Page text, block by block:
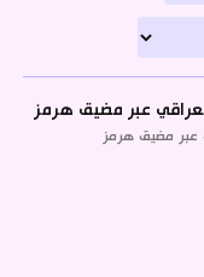
عبر مضيق هرمز
عبر مضيق هرمز